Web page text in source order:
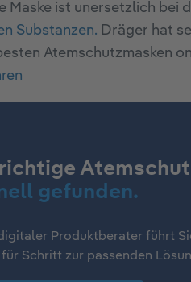
Maske ist unersetzlich bei
Substanzen. Dräger hat
Atemschutzmasken
gefunden.
Produktberater führt
Schritt zur passenden